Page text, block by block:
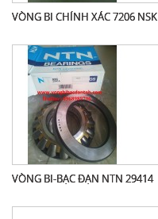
VÒNG BI CHÍNH XÁC 7206 NSK
VÒNG BI-BẠC ĐẠN NTN 29414